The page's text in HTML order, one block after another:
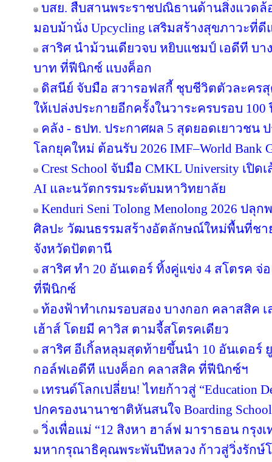
บสย. สืบสานพระราชปณิธานด้านสิ่งแวดล้
มอบม้านั่ง Upcycling เสริมสร้างสุขภาวะที่ดี
สาริศ นำม้วนเดียวจบ หยิบแชมป์ เอดีที บา
บาท ที่ฟีนิกซ์ แบงค็อก
ดิสนีย์ จับมือ สวารอฟสกี้ ชุบชีวิตตัวละคร
ให้เปล่งประกายอีกครั้งในวาระครบรอบ 100
คลัง - ธปท. ประกาศผล 5 สุดยอดเยาวชน
โลกยุคใหม่ ต้อนรับ 2026 IMF–World Bank
Crest School จับมือ CMKL University เปิ
AI และนวัตกรรมระดับมหาวิทยาลัย
Kenduri Seni Tolong Menolong 2026 ปลุ
ศิลปะ วัฒนธรรมสร้างอัตลักษณ์ใหม่พื้นที่ชา
จังหวัดปัตตานี
สาริศ ทำ 20 อันเดอร์ ทิ้งคู่แข่ง 4 สโตรค
ที่ฟีนิกซ์
ท้องฟ้าทำเกมรอบสอง บางกอก คลาสสิค
เฮ้าส์ โดยมี คาวิส ตามจี้สโตรคเดียว
สาริศ อีเกิ้ลหลุมสุดท้ายขึ้นนำ 10 อันเดอร์
กอล์ฟเอดีที แบงค็อก คลาสสิค ที่ฟีนิกซ์ฯ
เทรนด์โลกเปลี่ยน! ไทยก้าวสู่ “Education
ปกครองนานาชาติหันสนใจ Boarding
วิ่งเพื่อแม่ “12 สิงหา ฮาล์ฟ มาราธอน กรุง
มหากรุณาธิคุณพระพันปีหลวง ก้าวสู่วิ่งรักษ์